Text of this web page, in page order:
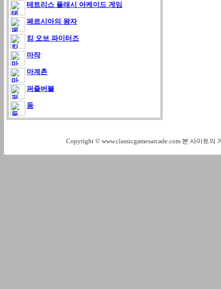
테트리스 플래시 아케이드 게임
페르시아의 왕자
킹 오브 파이터즈
마작
마계촌
퍼즐버블
둠
Copyright © www.classicgamesarcade.com 본 사이트